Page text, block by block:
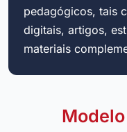
pedagógicos, tais
digitais, artigos,
materiais